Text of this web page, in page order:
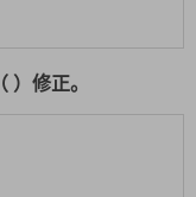
）修正。